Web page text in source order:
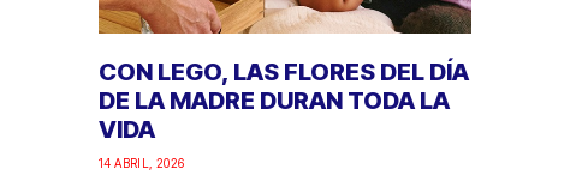
CON LEGO, LAS FLORES DEL DÍA
DE LA MADRE DURAN TODA LA
VIDA
14 ABRIL, 2026